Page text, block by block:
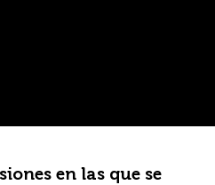
en las que se